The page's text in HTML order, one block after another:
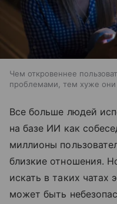
Чем откровеннее
проблемами, тем хуже они
Все больше людей
на базе ИИ как
миллионы
близкие отношения.
искать в таких
может быть